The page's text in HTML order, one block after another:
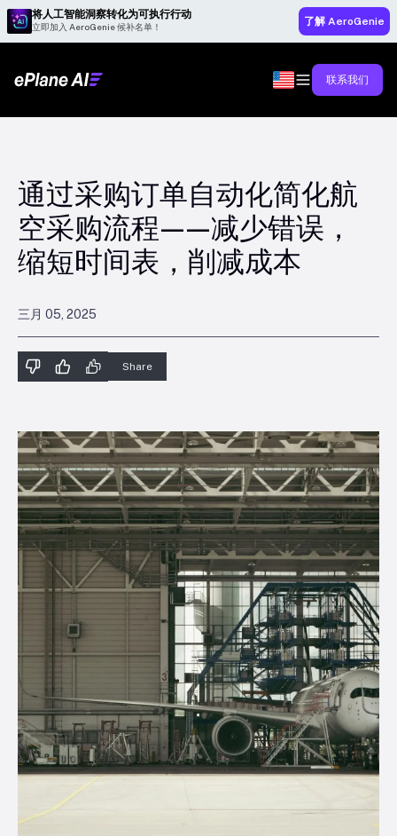
将人工智能洞察转化为可执行行动
立即加入 AeroGenie 候补名单！ 了解 AeroGenie
联系我们
通过采购订单自动化简化航
空采购流程——减少错误，
缩短时间表，削减成本
三月 05, 2025
Share